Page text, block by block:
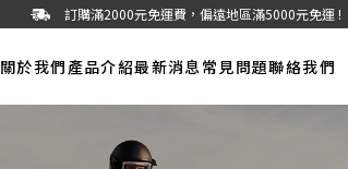
訂購滿2000元免運費，偏遠地區滿5000元免運 !
關於我們 產品介紹最新消息 常見問題聯絡我們